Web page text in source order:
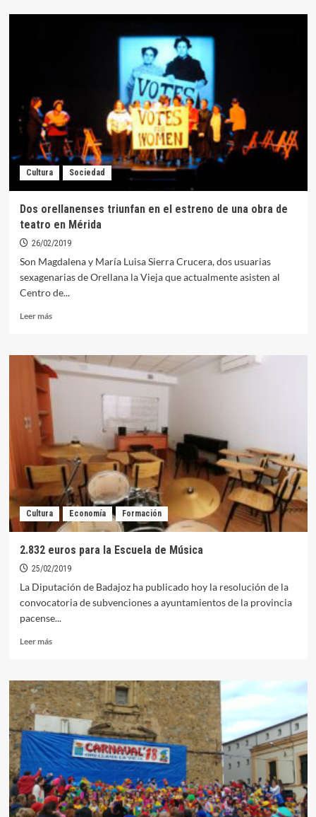
El
VII
edición
del
Triatlón
Cros
de
Cultura Sociedad
Dos orellanenses triunfan en el estreno de una obra de
teatro en Mérida
26/02/2019
Son Magdalena y María Luisa Sierra Crucera, dos usuarias
sexagenarias de Orellana la Vieja que actualmente asisten al
Centro de...
Leer másLeer
Dos
orellanenses
triunfan
en
el
estreno
de
una
obra
teatro
en
Mérida
Cultura Economía Formación
2.832 euros para la Escuela de Música
25/02/2019
La Diputación de Badajoz ha publicado hoy la resolución de la
convocatoria de subvenciones a ayuntamientos de la provincia
pacense...
Leer másLeer
2.832
euros
para
la
Escuela
de
Música